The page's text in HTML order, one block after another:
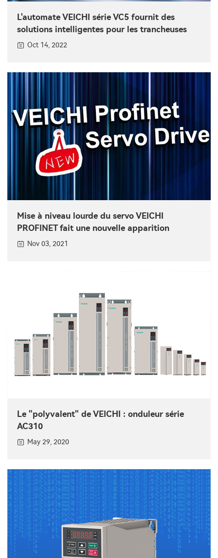
L'automate VEICHI série VC5 fournit des
solutions intelligentes pour les trancheuses
Oct 14, 2022
Mise à niveau lourde du servo VEICHI
PROFINET fait une nouvelle apparition
Nov 03, 2021
Le "polyvalent" de VEICHI : onduleur série
AC310
May 29, 2020